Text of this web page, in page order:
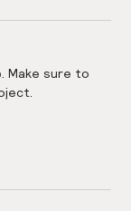
Make sure to